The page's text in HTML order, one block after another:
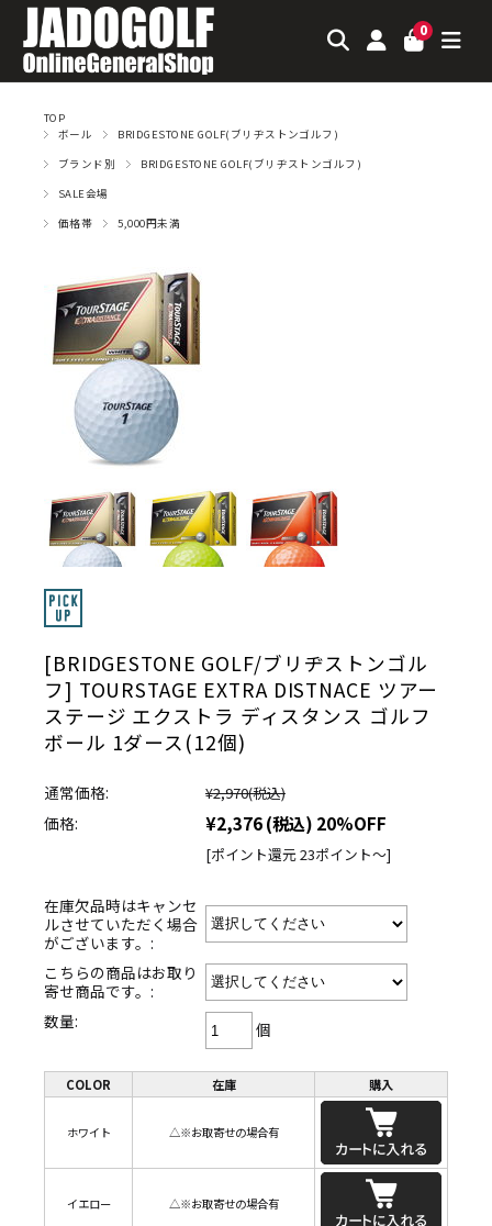
0
TOP
ボール
BRIDGESTONE GOLF(ブリヂストンゴルフ)
ブランド別
BRIDGESTONE GOLF(ブリヂストンゴルフ)
SALE会場
価格帯
5,000円未満
[BRIDGESTONE GOLF/ブリヂストンゴル
フ] TOURSTAGE EXTRA DISTNACE ツアー
ステージ エクストラ ディスタンス ゴルフ
ボール 1ダース(12個)
通常価格: ¥2,970(税込)
価格: ¥2,376(税込) 20%OFF
[ポイント還元 23ポイント～]
在庫欠品時はキャンセ
ルさせていただく場合
がございます。:
こちらの商品はお取り
寄せ商品です。:
数量:
個
COLOR 在庫 購入
ホワイト △※お取寄せの場合有
イエロー △※お取寄せの場合有